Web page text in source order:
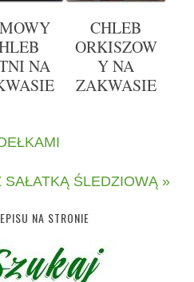
NA
CHLEB
ORKISZOW
Y NA
ZAKWASIE
SAŁATKĄ ŚLEDZIOWĄ »
NA STRONIE